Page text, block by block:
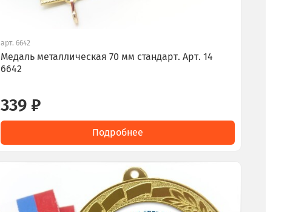
арт. 6642
Медаль металлическая 70 мм стандарт. Арт. 14
6642
339 ₽
Подробнее